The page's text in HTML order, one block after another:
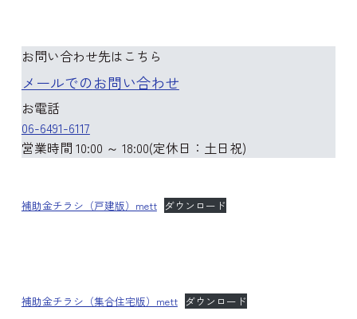
お問い合わせ先はこちら
メールでのお問い合わせ
お電話
06-6491-6117
営業時間 10:00 ～ 18:00(定休日：土日祝)
補助金チラシ（戸建版）mett ダウンロード
補助金チラシ（集合住宅版）mett ダウンロード